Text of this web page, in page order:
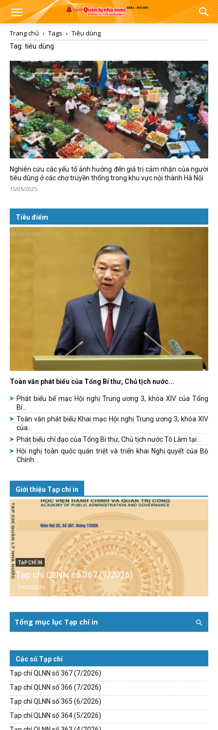
Trang chủ Tags
Tiêu dùng
Tag: tiêu dùng
Nghiên cứu các yếu tố ảnh hưởng đến giá trị cảm nhận của người
tiêu dùng ở các chợ truyền thống trong khu vực nội thành Hà Nội
15/05/2025
Tiêu điểm
Toàn văn phát biểu của Tổng Bí thư, Chủ tịch nước...
Phát biểu bế mạc Hội nghị Trung ương 3, khóa XIV của Tổng
Bí...
Toàn văn phát biểu Khai mạc Hội nghị Trung ương 3, khóa XIV
của...
Phát biểu chỉ đạo của Tổng Bí thư, Chủ tịch nước Tô Lâm tại...
Hội nghị toàn quốc quán triệt và triển khai Nghị quyết của Bộ
Chính...
Giới thiệu Tạp chí in
TẠP CHÍ IN
Tạp chí QLNN số 367 (7/2026)
24/07/2026
Tổng mục lục Tạp chí in
Các số Tạp chí
Tạp chí QLNN số 367 (7/2026)
Tạp chí QLNN số 366 (7/2026)
Tạp chí QLNN số 365 (6/2026)
Tạp chí QLNN số 364 (5/2026)